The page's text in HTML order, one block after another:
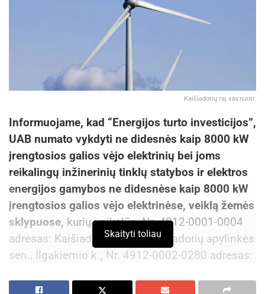
Kaišiadorių raj.sav.nuotr.
Informuojame, kad “Energijos turto investicijos”,
UAB numato vykdyti ne didesnės kaip 8000 kW
įrengtosios galios vėjo elektrinių bei joms
reikalingų inžinerinių tinklų statybos ir elektros
energijos gamybos ne didesnėse kaip 8000 kW
įrengtosios galios vėjo elektrinėse, veiklą žemės
sklypuose, kurių unikalūs Nr. 4912-0001-0004
adresas: Kaišiadorių r. sav., Kaišiadorių apylinkės
sen., Ilgakiemio k., Nr. 4912-0002-0280 adresas:
Kalniškių k. Dėl nurodytos “Energijos turto
Skaityti toliau